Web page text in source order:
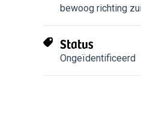
bewoog richting
Status
Ongeïdentificeerd